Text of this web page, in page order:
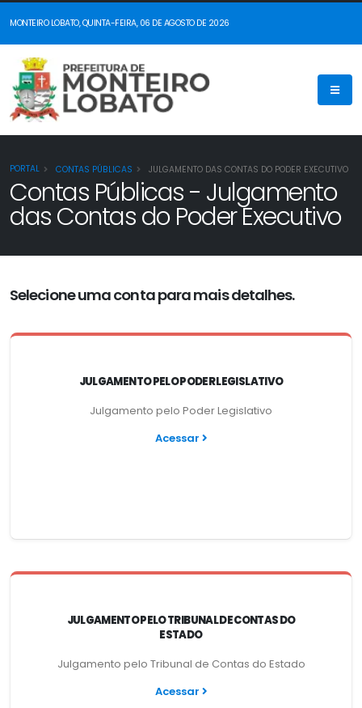
MONTEIRO LOBATO, QUINTA-FEIRA, 06 DE AGOSTO DE 2026
PORTAL CONTAS PÚBLICAS JULGAMENTO DAS CONTAS DO PODER EXECUTIVO
Contas Públicas - Julgamento
das Contas do Poder Executivo
Selecione uma conta para mais detalhes.
JULGAMENTO PELO PODER LEGISLATIVO
Julgamento pelo Poder Legislativo
Acessar
JULGAMENTO PELO TRIBUNAL DE CONTAS DO
ESTADO
Julgamento pelo Tribunal de Contas do Estado
Acessar